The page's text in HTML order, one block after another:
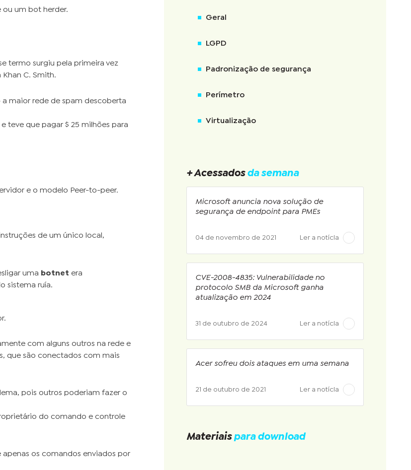
um bot herder.
termo surgiu pela primeira vez
Khan C. Smith.
a maior rede de spam descoberta
teve que pagar $ 25 milhões para
e o modelo Peer-to-peer.
de um único local,
uma botnet era
sistema ruía.
com alguns outros na rede e
que são conectados com mais
pois outros poderiam fazer o
do comando e controle
apenas os comandos enviados por
Geral
LGPD
Padronização de segurança
Perímetro
Virtualização
+ Acessados da semana
Microsoft anuncia nova solução de
segurança de endpoint para PMEs
04 de novembro de 2021 Ler a notícia
CVE-2008-4835: Vulnerabilidade no
protocolo SMB da Microsoft ganha
atualização em 2024
31 de outubro de 2024 Ler a notícia
Acer sofreu dois ataques em uma semana
21 de outubro de 2021 Ler a notícia
Materiais para download